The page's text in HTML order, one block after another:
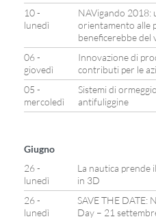
10 -
lunedì
NAVigando 2018:
orientamento alle
beneficerebbe
06 -
giovedì
Innovazione di
contributi per le
05 -
mercoledì
Sistemi di
antifuliggine
Giugno
26 -
lunedì
La nautica prende
in 3D
26 -
lunedì
SAVE THE DATE:
Day – 21